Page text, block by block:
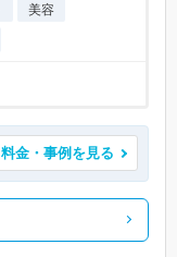
美容
料金・事例を見る